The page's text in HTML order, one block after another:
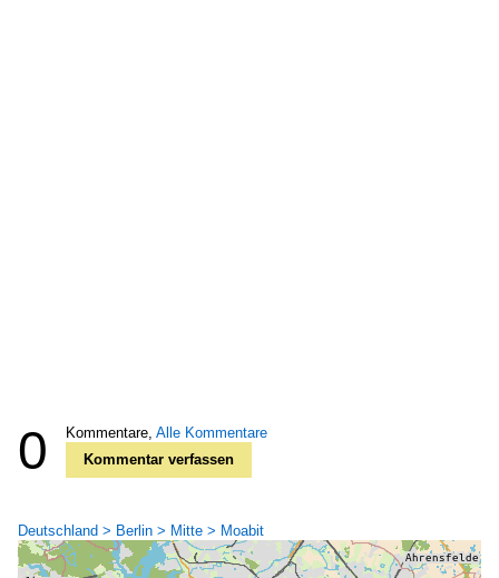
0 Kommentare, Alle Kommentare
Kommentar verfassen
Deutschland > Berlin > Mitte > Moabit